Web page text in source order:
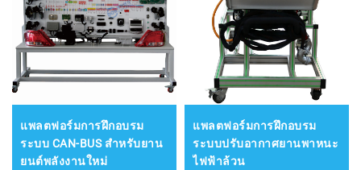
แพลตฟอร์มการฝึกอบรม
ระบบ CAN-BUS สำหรับยาน
ยนต์พลังงานใหม่
แพลตฟอร์มการฝึกอบรม
ระบบปรับอากาศยานพาหนะ
ไฟฟ้าล้วน